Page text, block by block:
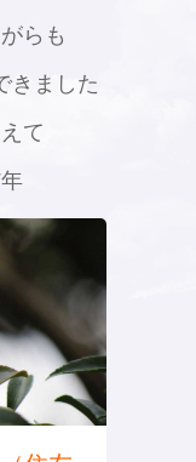
らも
きました
て